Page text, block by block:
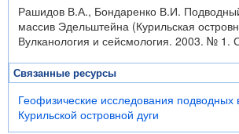
Рашидов В.А., Бондаренко В.И.
массив Эдельштейна (Курильская
Вулканология и сейсмология. 2003. № 1.
Связанные ресурсы
Геофизические исследования подводных
Курильской островной дуги